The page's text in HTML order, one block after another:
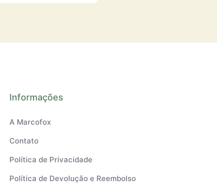
Informações
A Marcofox
Contato
Política de Privacidade
Política de Devolução e Reembolso